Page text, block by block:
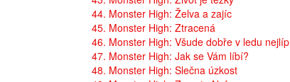
44. Monster High: Želva a zajíc
45. Monster High: Ztracená
46. Monster High: Všude dobře v ledu nejlíp
47. Monster High: Jak se Vám líbí?
48. Monster High: Slečna úzkost